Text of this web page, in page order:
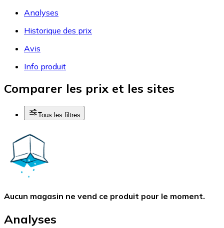
Analyses
Historique des prix
Avis
Info produit
Comparer les prix et les sites
Tous les filtres
Aucun magasin ne vend ce produit pour le moment.
Analyses